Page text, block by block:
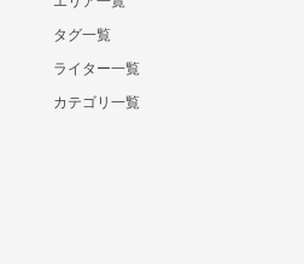
タグ一覧
ライター一覧
カテゴリ一覧